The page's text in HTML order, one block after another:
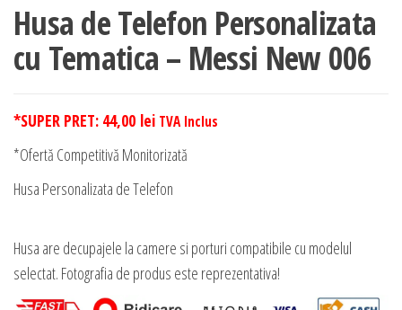
Husa de Telefon Personalizata
cu Tematica – Messi New 006
*SUPER PRET: 44,00 lei TVA Inclus
*Ofertă Competitivă Monitorizată
Husa Personalizata de Telefon
Husa are decupajele la camere si porturi compatibile cu modelul
selectat. Fotografia de produs este reprezentativa!